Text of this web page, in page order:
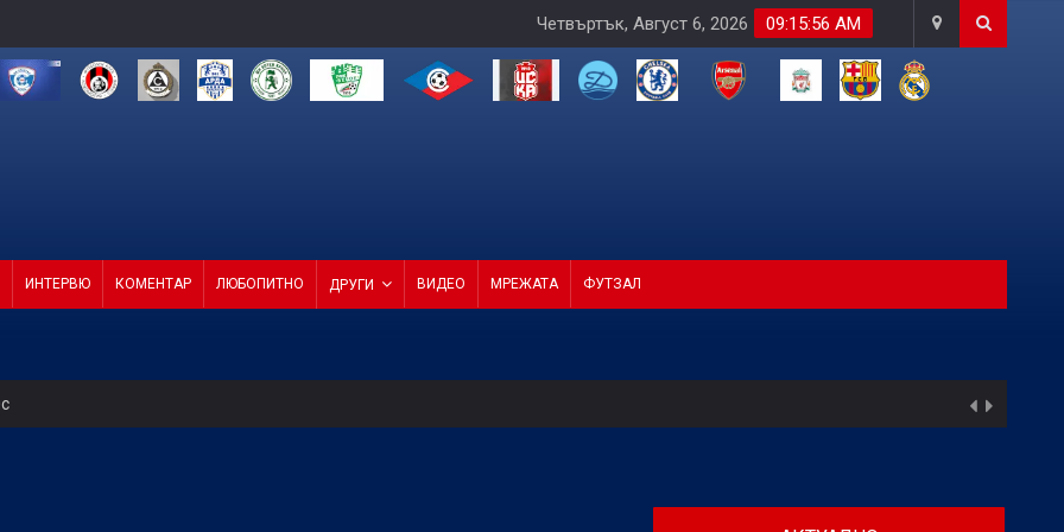
09:15:58 AM
Четвъртък, Август 6, 2026
ИНТЕРВЮ КОМЕНТАР ЛЮБОПИТНО ДРУГИ ВИДЕО МРЕЖАТА ФУТЗАЛ
срещу Макаби в Грузия